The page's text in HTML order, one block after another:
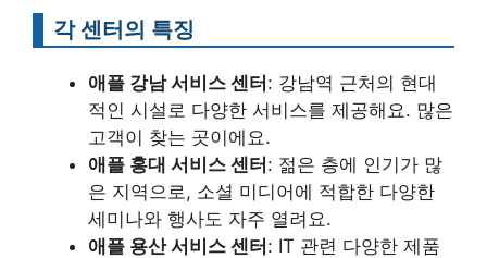
각 센터의 특징
애플 강남 서비스 센터 : 강남역 근처의 현대
적인 시설로 다양한 서비스를 제공해요. 많은
고객이 찾는 곳이에요.
애플 홍대 서비스 센터 : 젊은 층에 인기가 많
은 지역으로, 소셜 미디어에 적합한 다양한
세미나와 행사도 자주 열려요.
애플 용산 서비스 센터 : IT 관련 다양한 제품